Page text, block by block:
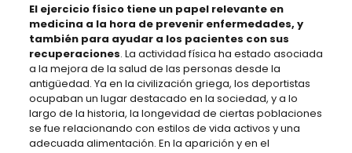
El ejercicio físico tiene un papel relevante en
medicina a la hora de prevenir enfermedades, y
también para ayudar a los pacientes con sus
recuperaciones. La actividad física ha estado asociada
a la mejora de la salud de las personas desde la
antigüedad. Ya en la civilización griega, los deportistas
ocupaban un lugar destacado en la sociedad, y a lo
largo de la historia, la longevidad de ciertas poblaciones
se fue relacionando con estilos de vida activos y una
adecuada alimentación. En la aparición y en el